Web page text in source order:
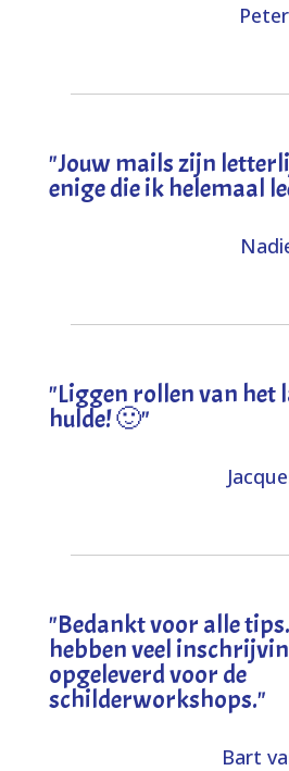
"Jouw mails zijn
enige die ik helemaal
"Liggen rollen van het
hulde! 🙂"
"Bedankt voor alle
hebben veel
opgeleverd voor de
schilderworkshops."
Bart